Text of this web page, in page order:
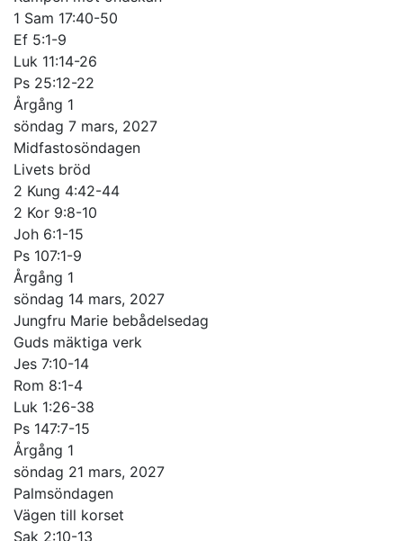
1 Sam 17:40-50
Ef 5:1-9
Luk 11:14-26
Ps 25:12-22
Årgång 1
söndag 7 mars, 2027
Midfastosöndagen
Livets bröd
2 Kung 4:42-44
2 Kor 9:8-10
Joh 6:1-15
Ps 107:1-9
Årgång 1
söndag 14 mars, 2027
Jungfru Marie bebådelsedag
Guds mäktiga verk
Jes 7:10-14
Rom 8:1-4
Luk 1:26-38
Ps 147:7-15
Årgång 1
söndag 21 mars, 2027
Palmsöndagen
Vägen till korset
Sak 2:10-13